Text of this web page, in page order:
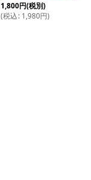
1,800円(税別)
(税込: 1,980円)